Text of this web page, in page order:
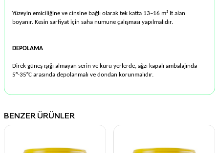
Yüzeyin emiciliğine ve cinsine bağlı olarak tek katta 13–16 m² lt alan
boyanır. Kesin sarfiyat için saha numune çalışması yapılmalıdır.
DEPOLAMA
Direk güneş ışığı almayan serin ve kuru yerlerde, ağzı kapalı ambalajında
5°-35°C arasında depolanmalı ve dondan korunmalıdır.
BENZER ÜRÜNLER